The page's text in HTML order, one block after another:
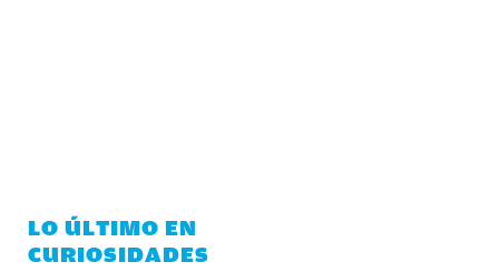
LO ÚLTIMO EN
CURIOSIDADES